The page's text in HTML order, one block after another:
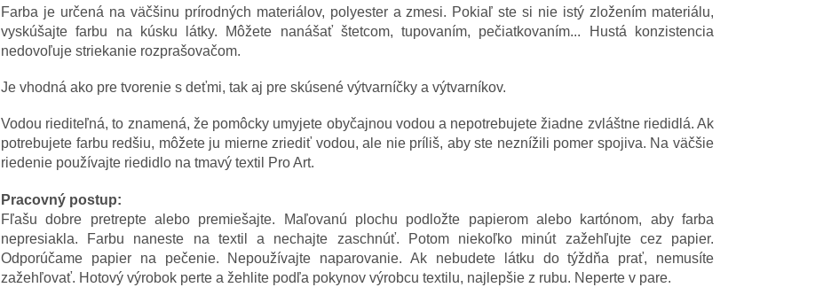
Farba je určená na väčšinu prírodných materiálov, polyester a zmesi. Pokiaľ ste si nie istý zložením materiálu,
vyskúšajte farbu na kúsku látky. Môžete nanášať štetcom, tupovaním, pečiatkovaním... Hustá konzistencia
nedovoľuje striekanie rozprašovačom.
Je vhodná ako pre tvorenie s deťmi, tak aj pre skúsené výtvarníčky a výtvarníkov.
Vodou riediteľná, to znamená, že pomôcky umyjete obyčajnou vodou a nepotrebujete žiadne zvláštne riedidlá. Ak
potrebujete farbu redšiu, môžete ju mierne zriediť vodou, ale nie príliš, aby ste neznížili pomer spojiva. Na väčšie
riedenie používajte riedidlo na tmavý textil Pro Art.
Pracovný postup:
Fľašu dobre pretrepte alebo premiešajte. Maľovanú plochu podložte papierom alebo kartónom, aby farba
nepresiakla. Farbu naneste na textil a nechajte zaschnúť. Potom niekoľko minút zažehľujte cez papier.
Odporúčame papier na pečenie. Nepoužívajte naparovanie. Ak nebudete látku do týždňa prať, nemusíte
zažehľovať. Hotový výrobok perte a žehlite podľa pokynov výrobcu textilu, najlepšie z rubu. Neperte v pare.